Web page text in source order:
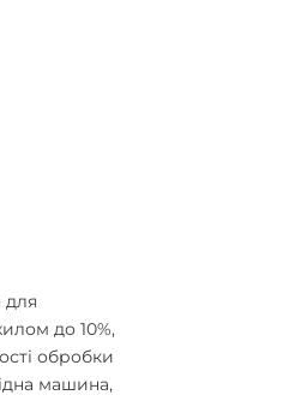
для
до 10%,
обробки
машина,